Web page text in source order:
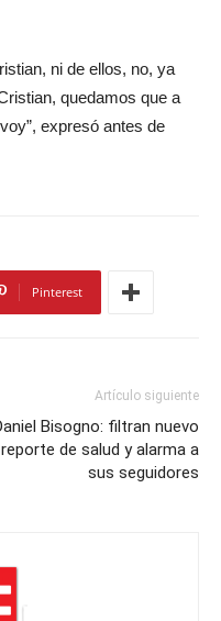
ni de ellos, no, ya
quedamos que a
expresó antes de
Pinterest
Artículo siguiente
Bisogno: filtran nuevo
reporte de salud y alarma a
sus seguidores